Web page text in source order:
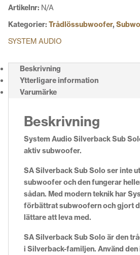
Artikelnr: N/A
Kategorier: Trådlössubwoofer,
SYSTEM AUDIO
Beskrivning
Ytterligare information
Varumärke
Beskrivning
System Audio Silverback Sub
aktiv subwoofer.
SA Silverback Sub Solo ser inte
subwoofer och den fungerar
sådan. Med modern teknik har
förbättrat subwoofern och gjort
lättare att leva med.
SA Silverback Sub Solo är den
i Silverback-familjen. Använd